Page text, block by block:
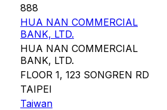
888
HUA NAN COMMERCIAL
BANK, LTD.
HUA NAN COMMERCIAL
BANK, LTD.
FLOOR 1, 123 SONGREN RD
TAIPEI
Taiwan